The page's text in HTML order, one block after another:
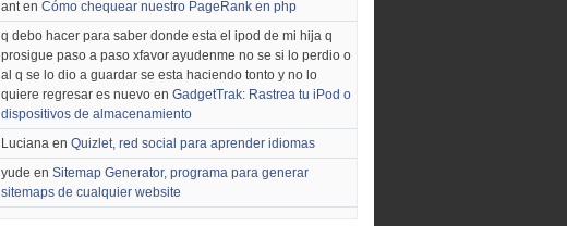
ant en Cómo chequear nuestro PageRank en php
q debo hacer para saber donde esta el ipod de mi hija q
prosigue paso a paso xfavor ayudenme no se si lo perdio o
al q se lo dio a guardar se esta haciendo tonto y no lo
quiere regresar es nuevo en GadgetTrak: Rastrea tu iPod o
dispositivos de almacenamiento
Luciana en Quizlet, red social para aprender idiomas
yude en Sitemap Generator, programa para generar
sitemaps de cualquier website